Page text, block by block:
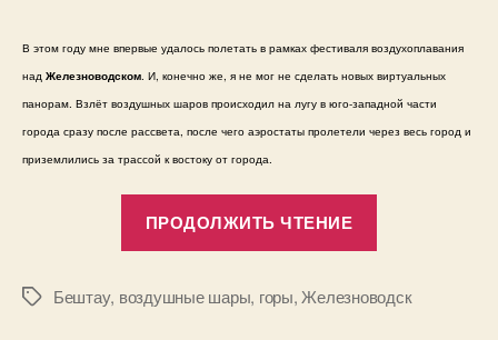
В этом году мне впервые удалось полетать в рамках фестиваля воздухоплавания
над Железноводском. И, конечно же, я не мог не сделать новых виртуальных
панорам. Взлёт воздушных шаров происходил на лугу в юго-западной части
города сразу после рассвета, после чего аэростаты пролетели через весь город и
приземлились за трассой к востоку от города.
ПРОДОЛЖИТЬ ЧТЕНИЕ
фотографии
МеткиБештау, воздушные шары, горы, Железноводск